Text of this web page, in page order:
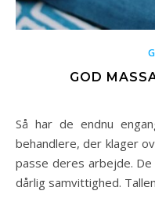
GOD
Så har de endnu engang været på banen. Alle de der
behandlere, der klager
passe deres arbejde.
dårlig samvittighed.